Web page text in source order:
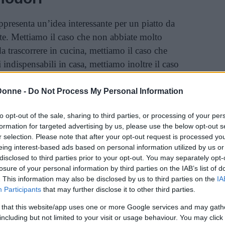
- Do Not Process My Personal Information
opt-out of the sale, sharing to third parties, or processing of your
for targeted advertising by us, please use the below opt-out
selection. Please note that after your opt-out request is processed
interest-based ads based on personal information utilized by us
to third parties prior to your opt-out. You may separately
of your personal information by third parties on the IAB’s list of
This information may also be disclosed by us to third parties on the
Participants that may further disclose it to other third parties.
that this website/app uses one or more Google services and may
but not limited to your visit or usage behaviour. You may
un’idea interessante per un piatto da
Mettiamo il caso che non abbiate molto
trascorrere in cucina, mettiamo il caso che
in casa, mettiamo inoltre il caso
perdere tempo tra i fornelli: questa è la
che può essere consumata non solo
per esempio al lavoro con la schiscetta o
si deve ottenere un composto crudo a
ovviamente pomodori, cipolla tritata e
fatto scaldare dell’olio di semi in padella,
frittata, che tuttavia può avvenire anche in
utile a tutti coloro che, per ragioni di gusto o
vogliono consumarecibo fritto.